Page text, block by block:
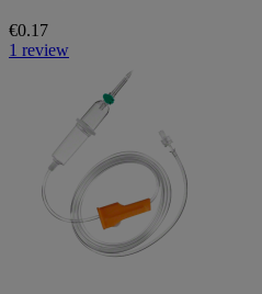
€0.17
1 review